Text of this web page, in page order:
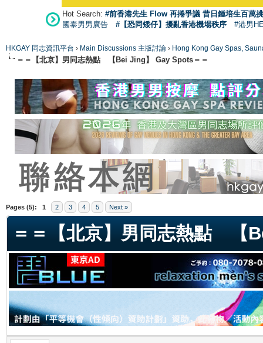
Hot Search: #前香港先生 Flow 再捲爭議 昔日鍾培生百萬
國泰男男廣告
#【恐同矮仔】擾亂香港機場秩序 #港男
HKGAY 同志資訊平台 › Main Discussions 主版討論 › Hong Kong Gay Spas,
＝＝【北京】男同志熱點 【Bei Jing】 Gay Spots＝＝
Pages (5): 1 2 3 4 5 Next »
＝＝【北京】男同志熱點 【